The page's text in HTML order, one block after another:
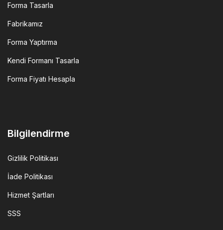
Forma Tasarla
Fabrikamız
Forma Yaptırma
Kendi Formanı Tasarla
Forma Fiyatı Hesapla
Bilgilendirme
Gizlilik Politikası
İade Politikası
Hizmet Şartları
SSS